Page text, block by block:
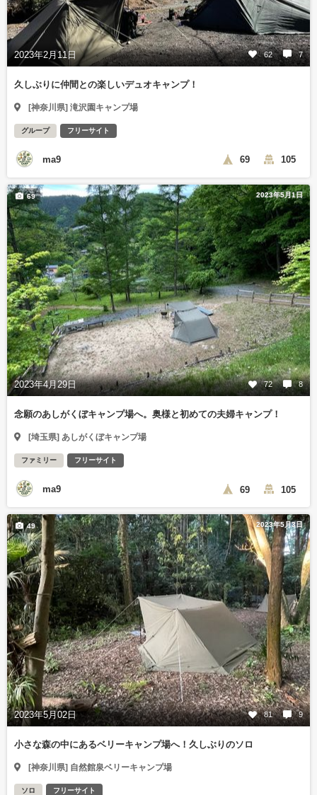
2023年2月11日 62 7
久しぶりに仲間との楽しいデュオキャンプ！
[神奈川県] 滝沢園キャンプ場
グループ フリーサイト
ma9 69 105
2023年5月1日
2023年4月29日 72 8
69
念願のあしがくぼキャンプ場へ。奥様と初めての夫婦キャンプ！
[埼玉県] あしがくぼキャンプ場
ファミリー フリーサイト
ma9 69 105
2023年5月3日
2023年5月02日 81 9
49
小さな森の中にあるベリーキャンプ場へ！久しぶりのソロ
[神奈川県] 自然館泉ベリーキャンプ場
ソロ フリーサイト